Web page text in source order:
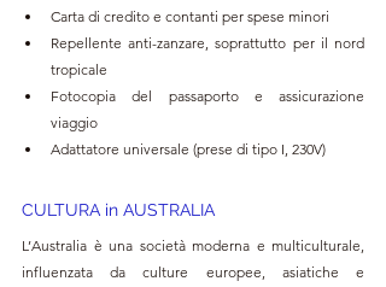
Carta di credito e contanti per spese minori
Repellente anti-zanzare, soprattutto per il nord
tropicale
Fotocopia del passaporto e assicurazione
viaggio
Adattatore universale (prese di tipo I, 230V)
CULTURA in AUSTRALIA
L’Australia è una società moderna e multiculturale,
influenzata da culture europee, asiatiche e